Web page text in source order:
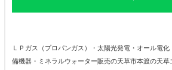
ＬＰガス（プロパンガス）・太陽光発電・オール電
備機器・ミネラルウォーター販売の天草市本渡の天草